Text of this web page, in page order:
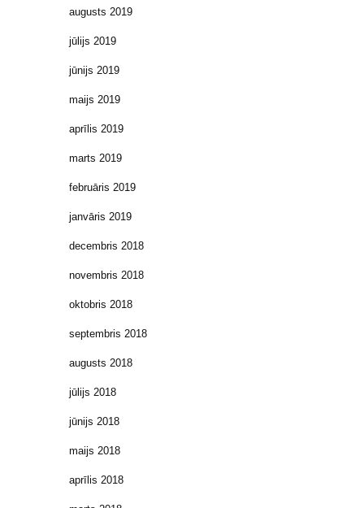
augusts 2019
jūlijs 2019
jūnijs 2019
maijs 2019
aprīlis 2019
marts 2019
februāris 2019
janvāris 2019
decembris 2018
novembris 2018
oktobris 2018
septembris 2018
augusts 2018
jūlijs 2018
jūnijs 2018
maijs 2018
aprīlis 2018